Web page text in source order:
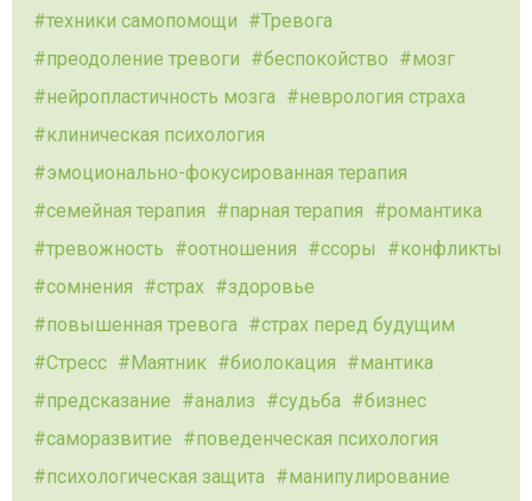
техники самопомощи
Тревога
преодоление тревоги
беспокойство
мозг
нейропластичность мозга
неврология страха
клиническая психология
эмоционально-фокусированная терапия
семейная терапия
парная терапия
романтика
тревожность
оотношения ссоры
конфликты
сомнения
страх
здоровье
повышенная тревога
страх перед будущим
Стресс
Маятник биолокация
мантика
предсказание
анализ судьба
бизнес
саморазвитие
поведенческая психология
психологическая защита
манипулирование